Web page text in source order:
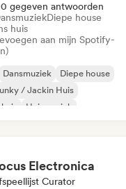
gegeven antwoorden
Diepe house
huis
aan mijn Spotify-
Dansmuziek
Diepe house
/ Jackin Huis
Huismuziek
Electronica
Curator